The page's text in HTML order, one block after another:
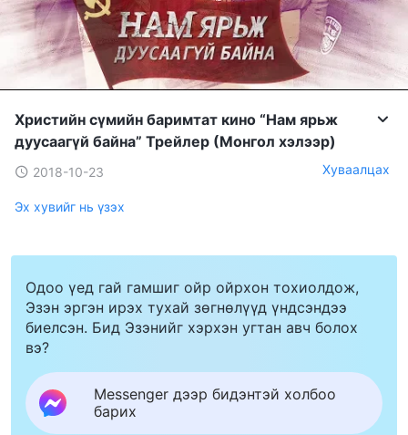
Христийн сүмийн баримтат кино “Нам ярьж
дуусаагүй байна” Трейлер (Монгол хэлээр)
2018-10-23 Хуваалцах
Эх хувийг нь үзэх
Одоо үед гай гамшиг ойр ойрхон тохиолдож,
Эзэн эргэн ирэх тухай зөгнөлүүд үндсэндээ
биелсэн. Бид Эзэнийг хэрхэн угтан авч болох
вэ?
Messenger дээр бидэнтэй холбоо
барих